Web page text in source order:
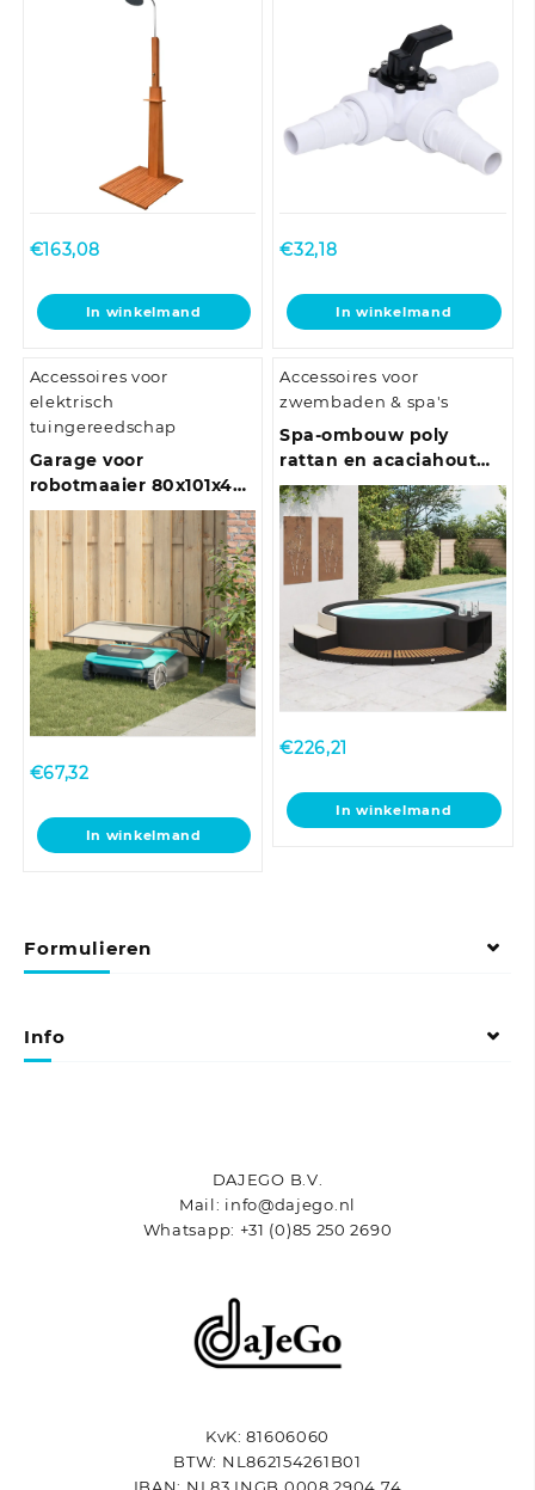
€163,08
In winkelmand
€32,18
In winkelmand
Accessoires voor
elektrisch
tuingereedschap
Garage voor
robotmaaier 80x101x46
cm zwart
€67,32
In winkelmand
Accessoires voor
zwembaden & spa's
Spa-ombouw poly
rattan en acaciahout
zwart
€226,21
In winkelmand
Formulieren
Info
DAJEGO B.V.
Mail: info@dajego.nl
Whatsapp: +31 (0)85 250 2690
KvK: 81606060
BTW: NL862154261B01